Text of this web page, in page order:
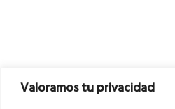
Valoramos tu privacidad